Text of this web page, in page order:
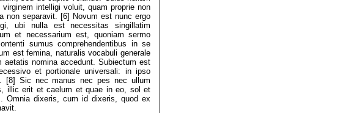
intelligi voluit, quam proprie non
non separavit. [6] Novum est nunc ergo
ubi nulla est necessitas singillatim
et necessarium est, quoniam sermo
sumus comprehendentibus in se
est femina, naturalis vocabuli generale
nomina accedunt. Subiectum est
et portionale universali: in ipso
[8] Sic nec manus nec pes nec ullum
illic erit et caelum et quae in eo, sol et
Omnia dixeris, cum id dixeris, quod ex